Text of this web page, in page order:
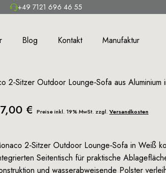
+49 7121 696 46 55
Blog Kontakt Manufaktur
2‑Sitzer Outdoor Lounge‑Sofa aus
€ Preise inkl. 19% MwSt. zzgl. Versandkosten
2‑Sitzer Outdoor Lounge‑Sofa in Weiß
Seitentisch für praktische
und wasserabweisende Polster